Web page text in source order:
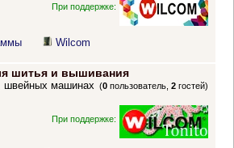
При поддержке:
Wilcom
шитья и вышивания
(0 пользователь,2 гостей)
швейных машинах
При поддержке: